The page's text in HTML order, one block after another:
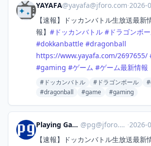
YAYAFA@yayafa@jforo.com·2026-
【速報】ドッカンバトル生放送最新
報】 # ドッカンバトル # ドラゴンボ
#dokkanbattle #dragonball
https://www.yayafa.com/2697655/
#gaming #ゲーム #ゲーム最新情報
#ドッカンバトル #ドラゴンボール
#dragonball
#game #gaming
Playing Games @pg@jforo.com ·2026-
【速報】ドッカンバトル生放送最新